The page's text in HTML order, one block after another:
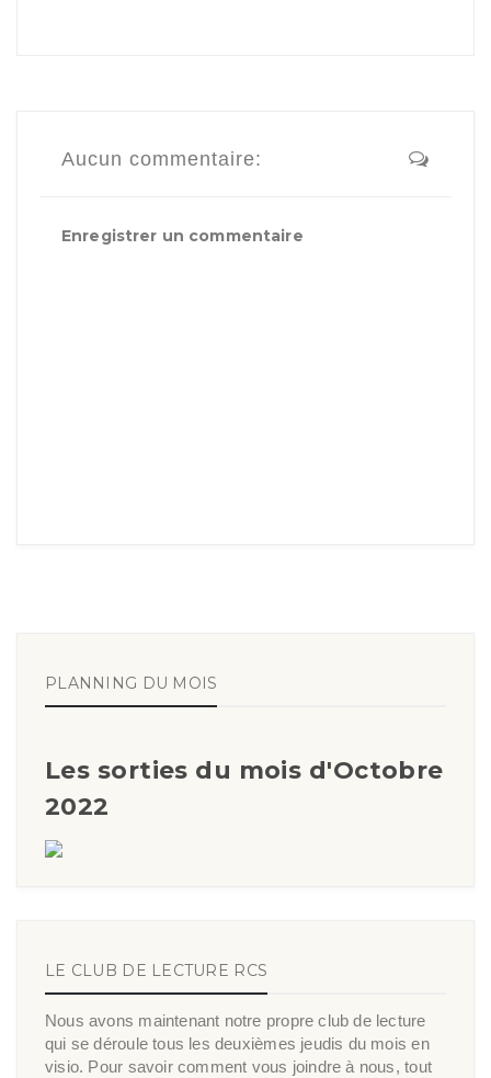
Aucun commentaire:
Enregistrer un commentaire
PLANNING DU MOIS
Les sorties du mois d'Octobre
2022
LE CLUB DE LECTURE RCS
Nous avons maintenant notre propre club de lecture
qui se déroule tous les deuxièmes jeudis du mois en
visio. Pour savoir comment vous joindre à nous, tout